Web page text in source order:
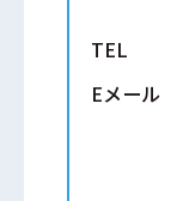
TEL
Eメール